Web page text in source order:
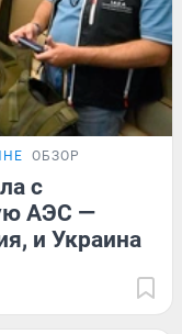
ОБЗОР
с
АЭС —
и Украина